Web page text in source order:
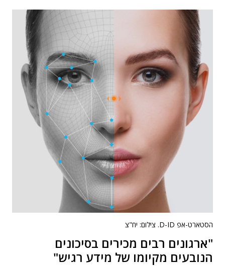
הסטארט-אפ D-ID. צילום: יח"צ
"ארגונים רבים מכירים בסיכונים
הנובעים מקיומו של מידע רגיש"